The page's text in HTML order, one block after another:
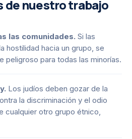
de nuestro trabajo
las comunidades. Si las
hostilidad hacia un grupo, se
peligroso para todas las minorías.
Los judíos deben gozar de la
la discriminación y el odio
cualquier otro grupo étnico,